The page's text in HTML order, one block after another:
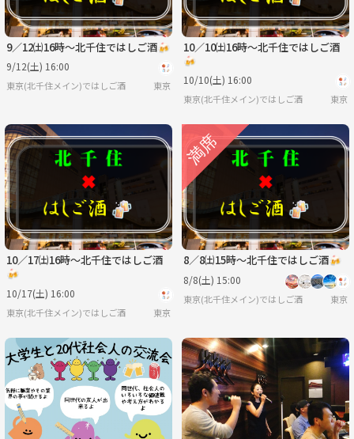
9／12㈯16時〜北千住ではしご酒🍻
9/12(土) 16:00
東京(北千住メイン)ではしご酒 東京
10／10㈯16時〜北千住ではしご酒
🍻
10/10(土) 16:00
東京(北千住メイン)ではしご酒 東京
10／17㈯16時〜北千住ではしご酒
🍻
10/17(土) 16:00
東京(北千住メイン)ではしご酒 東京
8／8㈯15時〜北千住ではしご酒🍻
8/8(土) 15:00
東京(北千住メイン)ではしご酒 東京